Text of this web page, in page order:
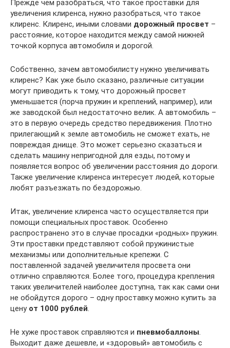
Прежде чем разобраться, что такое проставки для
увеличения клиренса, нужно разобраться, что такое
клиренс. Клиренс, иными словами дорожный просвет –
расстояние, которое находится между самой нижней
точкой корпуса автомобиля и дорогой.
Собственно, зачем автомобилисту нужно увеличивать
клиренс? Как уже было сказано, различные ситуации
могут приводить к тому, что дорожный просвет
уменьшается (порча пружин и креплений, например), или
же заводской был недостаточно велик. А автомобиль –
это в первую очередь средство передвижения. Плотно
прилегающий к земле автомобиль не сможет ехать, не
повреждая днище. Это может серьезно сказаться и
сделать машину непригодной для езды, потому и
появляется вопрос об увеличении расстояния до дороги.
Также увеличение клиренса интересует людей, которые
любят разъезжать по бездорожью.
Итак, увеличение клиренса часто осуществляется при
помощи специальных проставок. Особенно
распространено это в случае просадки «родных» пружин.
Эти проставки представляют собой пружинистые
механизмы или дополнительные крепежи. С
поставленной задачей увеличителя просвета они
отлично справляются. Более того, процедура крепления
таких увеличителей наиболее доступна, так как сами они
не обойдутся дорого – одну проставку можно купить за
цену от 1000 рублей.
Не хуже проставок справляются и пневмобаллоны.
Выходит даже дешевле, и «здоровый» автомобиль с